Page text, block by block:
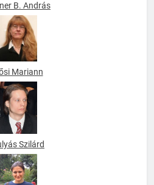
B. András
Mariann
Szilárd